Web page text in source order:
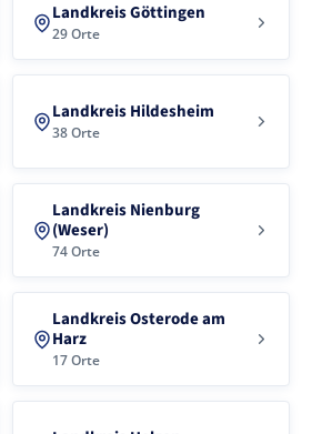
Landkreis Göttingen
29 Orte
Landkreis Hildesheim
38 Orte
Landkreis Nienburg
(Weser)
74 Orte
Landkreis Osterode am
Harz
17 Orte